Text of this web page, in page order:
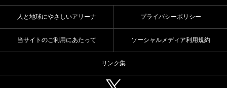
人と地球にやさしいアリーナ プライバシーポリシー
当サイトのご利用にあたって ソーシャルメディア利用規約
リンク集